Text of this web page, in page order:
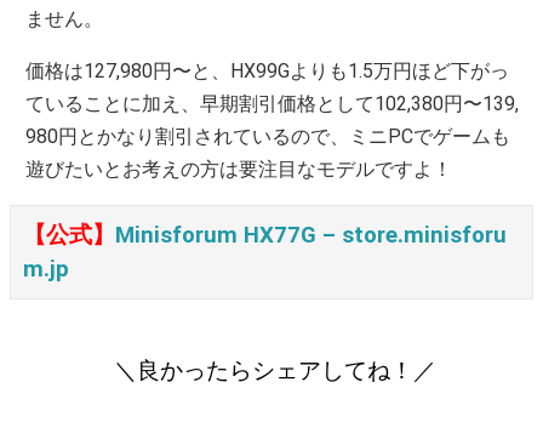
ません。
価格は127,980円〜と、HX99Gよりも1.5万円ほど下がっ
ていることに加え、早期割引価格として102,380円〜139,
980円とかなり割引されているので、ミニPCでゲームも
遊びたいとお考えの方は要注目なモデルですよ！
【公式】 Minisforum HX77G – store.minisforu
m.jp
＼良かったらシェアしてね！／